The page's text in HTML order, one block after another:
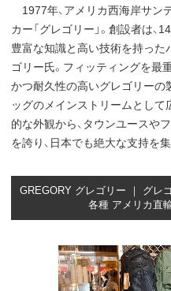
1977年、アメリカ西海岸サン
カー「グレゴリー」。創設者は、
豊富な知識と高い技術を持った
ゴリー氏。フィッティングを最
かつ耐久性の高いグレゴリーの
ッグのメインストリームとして
的な外観から、タウンユースや
を誇り、日本でも絶大な支持を
GREGORY グレゴリー ｜ グレ
各種 アメリカ直